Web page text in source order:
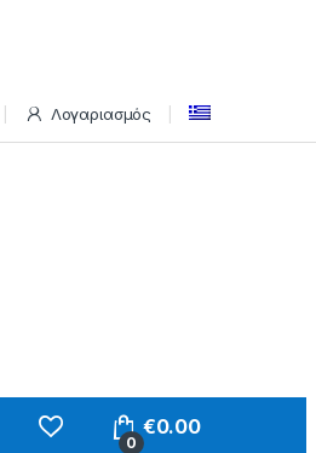
Λογαριασμός
0
€0.00